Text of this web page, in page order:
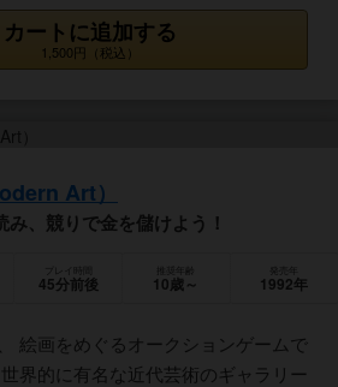
カートに追加する
1,500円（税込）
Art）
、競りで金を儲けよう！
45分前後
推奨年齢
10歳～ 1992年
絵画をめぐるオークションゲームで
界的に有名な近代芸術のギャラリー